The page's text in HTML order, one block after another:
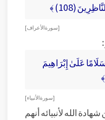
(108) ﴾
[ سورة الأعراف ]
عَلَىٰ إِبْرَاهِيمَ
[ سورة الأنبياء ]
الله لأنبيائه أنهم